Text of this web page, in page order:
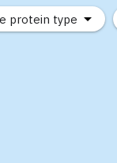
protein type